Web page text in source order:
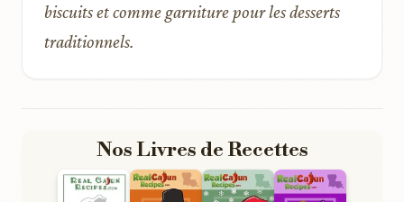
biscuits et comme garniture pour les desserts
traditionnels.
Nos Livres de Recettes